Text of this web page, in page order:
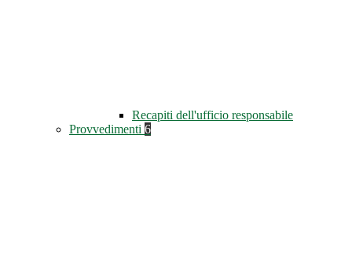
Recapiti dell'ufficio responsabile
Provvedimenti 6